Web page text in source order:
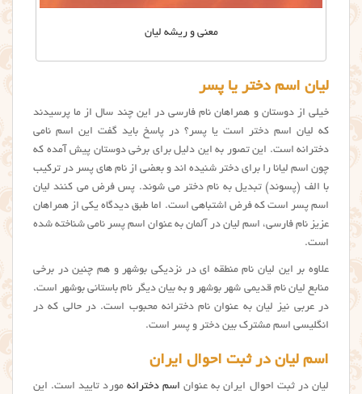
معنی و ریشه لیان
ليان اسم دختر یا پسر
خیلی از دوستان و همراهان نام فارسی در این چند سال از ما پرسیدند
که ليان اسم دختر است یا پسر؟ در پاسخ باید گفت این اسم نامی
دخترانه است. این تصور به این دلیل برای برخی دوستان پیش آمده که
چون اسم لیانا را برای دختر شنیده اند و بعضی از نام های پسر در ترکیب
با الف (پسوند) تبدیل به نام دختر می شوند. پس فرض می کنند لیان
اسم پسر است که فرض اشتباهی است. اما طبق دیدگاه یکی از همراهان
عزیز نام فارسی، اسم لیان در آلمان به عنوان اسم پسر نامی شناخته شده
است.
علاوه بر این لیان نام منطقه ای در نزدیکی بوشهر و هم چنین در برخی
منابع لیان نام قدیمی شهر بوشهر و به بیان دیگر نام باستانی بوشهر است.
در عربی نیز ليان به عنوان نام دخترانه محبوب است. در حالی که در
انگلیسی اسم مشترک بین دختر و پسر است.
اسم لیان در ثبت احوال ایران
ليان در ثبت احوال ایران به عنوان اسم دخترانه مورد تایید است. این